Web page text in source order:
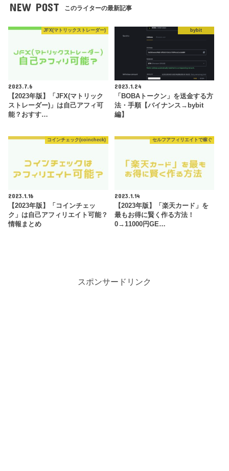
NEW POST このライターの最新記事
JFX(マトリックストレーダー)
2023.7.6
【2023年版】「JFX(マトリック
ストレーダー)」は自己アフィ可
能？おすす…
bybit
2023.1.24
「BOBAトークン」を送金する方
法・手順【バイナンス→bybit
編】
コインチェック(coincheck)
2023.1.16
【2023年版】「コインチェッ
ク」は自己アフィリエイト可能？
情報まとめ
セルフアフィリエイトで稼ぐ
2023.1.14
【2023年版】「楽天カード」を
最もお得に賢く作る方法！
0→11000円GE…
スポンサードリンク